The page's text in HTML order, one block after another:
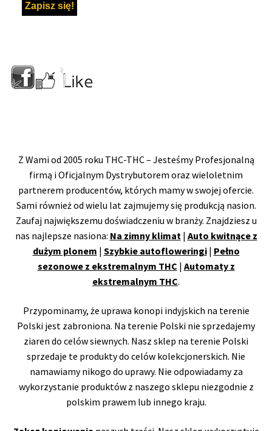
Z Wami od 2005 roku THC-THC – Jesteśmy Profesjonalną
firmą i Oficjalnym Dystrybutorem oraz wieloletnim
partnerem producentów, których mamy w swojej ofercie.
Sami również od wielu lat zajmujemy się produkcją nasion.
Zaufaj największemu doświadczeniu w branży. Znajdziesz u
nas najlepsze nasiona: Na zimny klimat| Auto kwitnące z
dużym plonem | Szybkie autofloweringi| Pełno
sezonowe z ekstremalnym THC | Automaty z
ekstremalnym THC.
Przypominamy, że uprawa konopi indyjskich na terenie
Polski jest zabroniona. Na terenie Polski nie sprzedajemy
ziaren do celów siewnych. Nasz sklep na terenie Polski
sprzedaje te produkty do celów kolekcjonerskich. Nie
namawiamy nikogo do uprawy. Nie odpowiadamy za
wykorzystanie produktów z naszego sklepu niezgodnie z
polskim prawem lub innego kraju.